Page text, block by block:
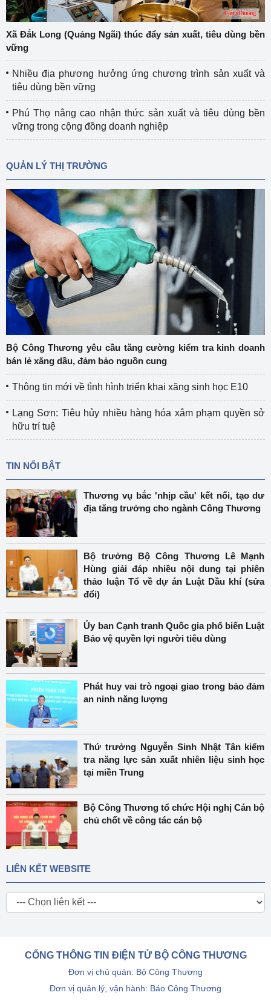
Xã Đắk Long (Quảng Ngãi) thúc đẩy sản xuất, tiêu dùng bền
vững
Nhiều địa phương hưởng ứng chương trình sản xuất và
tiêu dùng bền vững
Phú Thọ nâng cao nhận thức sản xuất và tiêu dùng bền
vững trong cộng đồng doanh nghiệp
QUẢN LÝ THỊ TRƯỜNG
Bộ Công Thương yêu cầu tăng cường kiểm tra kinh doanh
bán lẻ xăng dầu, đảm bảo nguồn cung
Thông tin mới về tình hình triển khai xăng sinh học E10
Lạng Sơn: Tiêu hủy nhiều hàng hóa xâm phạm quyền sở
hữu trí tuệ
TIN NỔI BẬT
Thương vụ bắc 'nhịp cầu' kết nối, tạo dư
địa tăng trưởng cho ngành Công Thương
Bộ trưởng Bộ Công Thương Lê Mạnh
Hùng giải đáp nhiều nội dung tại phiên
thảo luận Tổ về dự án Luật Dầu khí (sửa
đổi)
Ủy ban Cạnh tranh Quốc gia phổ biến Luật
Bảo vệ quyền lợi người tiêu dùng
Phát huy vai trò ngoại giao trong bảo đảm
an ninh năng lượng
Thứ trưởng Nguyễn Sinh Nhật Tân kiểm
tra năng lực sản xuất nhiên liệu sinh học
tại miền Trung
Bộ Công Thương tổ chức Hội nghị Cán bộ
chủ chốt về công tác cán bộ
LIÊN KẾT WEBSITE
CỔNG THÔNG TIN ĐIỆN TỬ BỘ CÔNG THƯƠNG
Đơn vị chủ quản: Bộ Công Thương
Đơn vị quản lý, vận hành: Báo Công Thương